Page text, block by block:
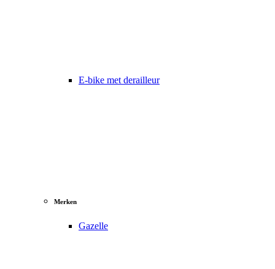
E-bike met derailleur
Merken
Gazelle